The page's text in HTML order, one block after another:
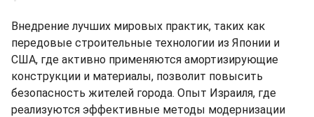
Внедрение лучших мировых практик, таких как
передовые строительные технологии из Японии и
США, где активно применяются амортизирующие
конструкции и материалы, позволит повысить
безопасность жителей города. Опыт Израиля, где
реализуются эффективные методы модернизации